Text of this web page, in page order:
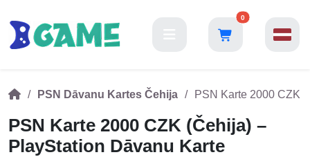
0
PSN Dāvanu Kartes Čehija PSN Karte 2000 CZK
PSN Karte 2000 CZK (Čehija) –
PlayStation Dāvanu Karte